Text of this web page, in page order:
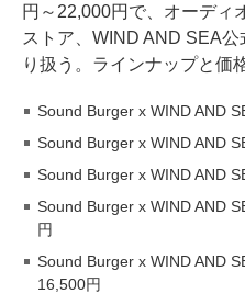
円～22,000円で、オーディ
ストア、WIND AND SEA
り扱う。ラインナップと価
Sound Burger x WIND AND
Sound Burger x WIND AND
Sound Burger x WIND AND
Sound Burger x WIND AND
円
Sound Burger x WIND AND
16,500円